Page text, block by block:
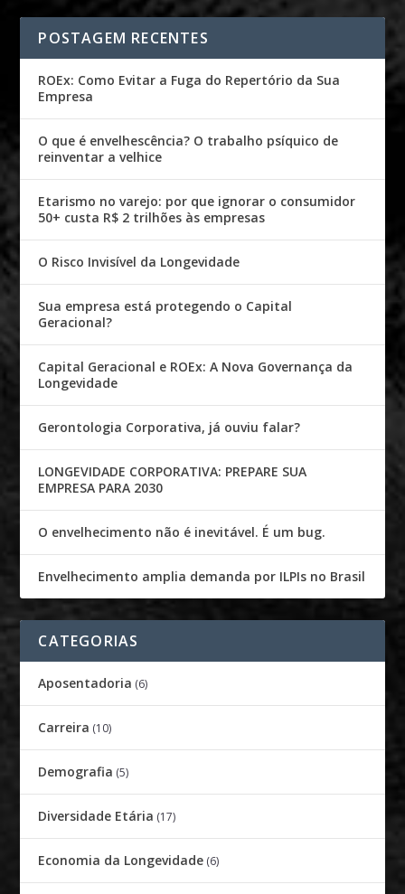
POSTAGEM RECENTES
ROEx: Como Evitar a Fuga do Repertório da Sua
Empresa
O que é envelhescência? O trabalho psíquico de
reinventar a velhice
Etarismo no varejo: por que ignorar o consumidor
50+ custa R$ 2 trilhões às empresas
O Risco Invisível da Longevidade
Sua empresa está protegendo o Capital
Geracional?
Capital Geracional e ROEx: A Nova Governança da
Longevidade
Gerontologia Corporativa, já ouviu falar?
LONGEVIDADE CORPORATIVA: PREPARE SUA
EMPRESA PARA 2030
O envelhecimento não é inevitável. É um bug.
Envelhecimento amplia demanda por ILPIs no Brasil
CATEGORIAS
Aposentadoria (6)
Carreira (10)
Demografia (5)
Diversidade Etária (17)
Economia da Longevidade (6)